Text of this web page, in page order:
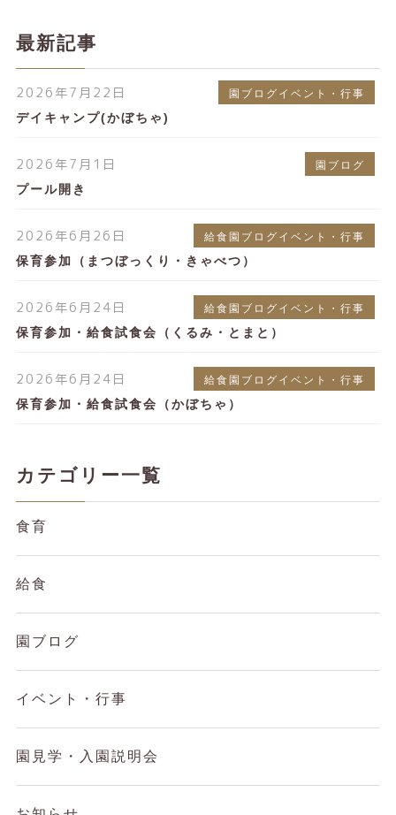
最新記事
2026年7月22日 園ブログイベント・行事
デイキャンプ(かぼちゃ)
2026年7月1日 園ブログ
プール開き
2026年6月26日 給食園ブログイベント・行事
保育参加（まつぼっくり・きゃべつ）
2026年6月24日 給食園ブログイベント・行事
保育参加・給食試食会（くるみ・とまと）
2026年6月24日 給食園ブログイベント・行事
保育参加・給食試食会（かぼちゃ）
カテゴリー一覧
食育
給食
園ブログ
イベント・行事
園見学・入園説明会